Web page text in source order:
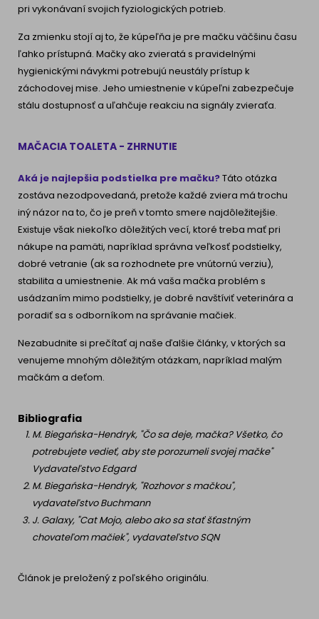
pri vykonávaní svojich fyziologických potrieb.
Za zmienku stojí aj to, že kúpeľňa je pre mačku väčšinu času
ľahko prístupná. Mačky ako zvieratá s pravidelnými
hygienickými návykmi potrebujú neustály prístup k
záchodovej mise. Jeho umiestnenie v kúpeľni zabezpečuje
stálu dostupnosť a uľahčuje reakciu na signály zvieraťa.
MAČACIA TOALETA - ZHRNUTIE
Aká je najlepšia podstielka pre mačku?Táto otázka
zostáva nezodpovedaná, pretože každé zviera má trochu
iný názor na to, čo je preň v tomto smere najdôležitejšie.
Existuje však niekoľko dôležitých vecí, ktoré treba mať pri
nákupe na pamäti, napríklad správna veľkosť podstielky,
dobré vetranie (ak sa rozhodnete pre vnútornú verziu),
stabilita a umiestnenie. Ak má vaša mačka problém s
usádzaním mimo podstielky, je dobré navštíviť veterinára a
poradiť sa s odborníkom na správanie mačiek.
Nezabudnite si prečítať aj naše ďalšie články, v ktorých sa
venujeme mnohým dôležitým otázkam, napríklad malým
mačkám a deťom.
Bibliografia
M. Biegańska-Hendryk, "Čo sa deje, mačka? Všetko, čo
potrebujete vedieť, aby ste porozumeli svojej mačke"
Vydavateľstvo Edgard
M. Biegańska-Hendryk, "Rozhovor s mačkou",
vydavateľstvo Buchmann
J. Galaxy, "Cat Mojo, alebo ako sa stať šťastným
chovateľom mačiek", vydavateľstvo SQN
Článok je preložený z poľského originálu.